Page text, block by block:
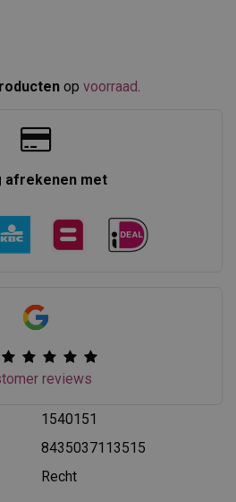
op voorraad
afrekenen met
reviews
1540151
8435037113515
Recht